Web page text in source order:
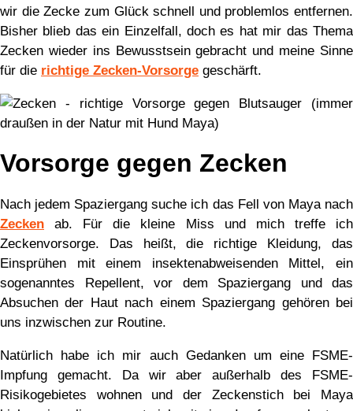
wir die Zecke zum Glück schnell und problemlos entfernen.
Bisher blieb das ein Einzelfall, doch es hat mir das Thema
Zecken wieder ins Bewusstsein gebracht und meine Sinne
für die richtige Zecken-Vorsorge geschärft.
Vorsorge gegen Zecken
Nach jedem Spaziergang suche ich das Fell von Maya nach
Zecken ab. Für die kleine Miss und mich treffe ich
Zeckenvorsorge. Das heißt, die richtige Kleidung, das
Einsprühen mit einem insektenabweisenden Mittel, ein
sogenanntes Repellent, vor dem Spaziergang und das
Absuchen der Haut nach einem Spaziergang gehören bei
uns inzwischen zur Routine.
Natürlich habe ich mir auch Gedanken um eine FSME-
Impfung gemacht. Da wir aber außerhalb des FSME-
Risikogebietes wohnen und der Zeckenstich bei Maya